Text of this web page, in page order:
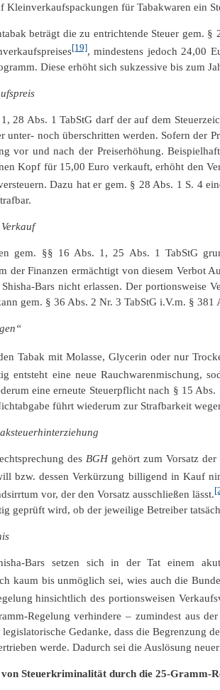
Kleinverkaufspackungen für Tabakwaren ein
beträgt die zu entrichtende Steuer gem.
[19], mindestens jedoch 24,00
Diese erhöht sich sukzessive bis zum
28 Abs. 1 TabStG darf der auf dem
unter- noch überschritten werden. Sofern der
vor und nach der Preiserhöhung.
Kopf für 15,00 Euro verkauft, erhöht den
Dazu hat er gem. § 28 Abs. 1 S. 4
gem. §§ 16 Abs. 1, 25 Abs. 1 TabStG
der Finanzen ermächtigt von diesem Verbot
Bars nicht erlassen. Der portionsweise
gem. § 36 Abs. 2 Nr. 3 TabStG i.V.m. §
Tabak mit Molasse, Glycerin oder nur
entsteht eine neue Rauchwarenmischung,
eine erneute Steuerpflicht nach § 15
führt wiederum zur Strafbarkeit
des BGHgehört zum Vorsatz der
bzw. dessen Verkürzung billigend in Kauf
vor, der den Vorsatz ausschließen lässt.
geprüft wird, ob der jeweilige Betreiber
Bars setzen sich in der Tat einem
kaum bis unmöglich sei, wies auch die
hinsichtlich des portionsweisen
Regelung verhindere – zumindest aus
Gedanke, dass die Begrenzung
werde. Dadurch sei die Auslösung
Steuerkriminalität durch die 25-Gramm-